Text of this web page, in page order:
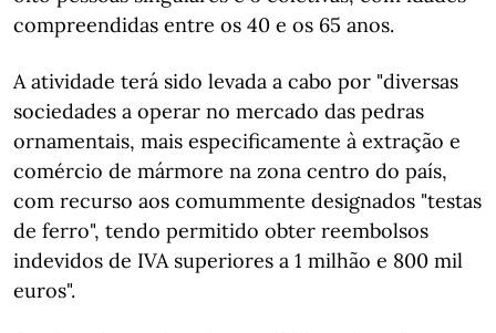
compreendidas entre os 40 e os 65 anos.
A atividade terá sido levada a cabo por "diversas
sociedades a operar no mercado das pedras
ornamentais, mais especificamente à extração e
comércio de mármore na zona centro do país,
com recurso aos comummente designados "testas
de ferro", tendo permitido obter reembolsos
indevidos de IVA superiores a 1 milhão e 800 mil
euros".